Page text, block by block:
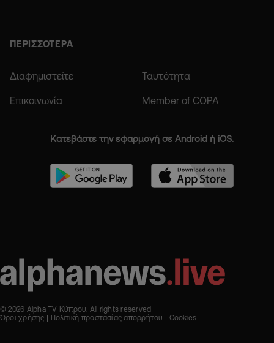
ΠΕΡΙΣΣΟΤΕΡΑ
Διαφημιστείτε Ταυτότητα
Επικοινωνία Member of COPA
Κατεβάστε την εφαρμογή σε Android ή iOS.
© 2026 Alpha TV Κύπρου. All rights reserved
Όροι χρήσης
Πολιτική προστασίας απορρήτου Cookies